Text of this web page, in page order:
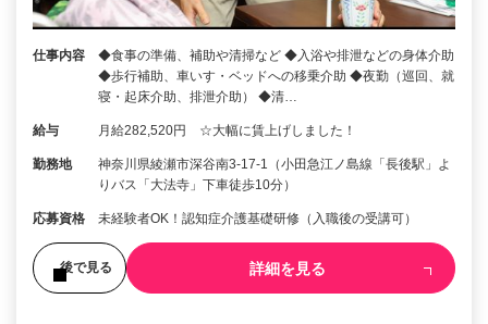
仕事内容
◆食事の準備、補助や清掃など ◆入浴や排泄などの身体介助
◆歩行補助、車いす・ベッドへの移乗介助 ◆夜勤（巡回、就
寝・起床介助、排泄介助） ◆清…
給与 月給282,520円 ☆大幅に賃上げしました！
勤務地
神奈川県綾瀬市深谷南3-17-1（小田急江ノ島線「長後駅」よ
りバス「大法寺」下車徒歩10分）
応募資格 未経験者OK！認知症介護基礎研修（入職後の受講可）
後で見る 詳細を見る